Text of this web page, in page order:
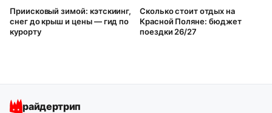
Приисковый зимой: кэтскиинг,
снег до крыш и цены — гид по
курорту
Сколько стоит отдых на
Красной Поляне: бюджет
поездки 26/27
райдертрип